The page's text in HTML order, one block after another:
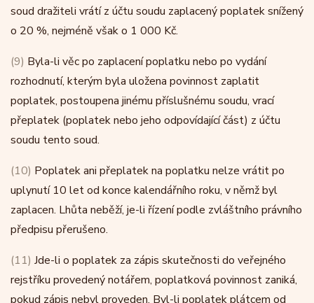
soud dražiteli vrátí z účtu soudu zaplacený poplatek snížený
o 20 %, nejméně však o 1 000 Kč.
(9) Byla-li věc po zaplacení poplatku nebo po vydání
rozhodnutí, kterým byla uložena povinnost zaplatit
poplatek, postoupena jinému příslušnému soudu, vrací
přeplatek (poplatek nebo jeho odpovídající část) z účtu
soudu tento soud.
(10) Poplatek ani přeplatek na poplatku nelze vrátit po
uplynutí 10 let od konce kalendářního roku, v němž byl
zaplacen. Lhůta neběží, je-li řízení podle zvláštního právního
předpisu přerušeno.
(11) Jde-li o poplatek za zápis skutečnosti do veřejného
rejstříku provedený notářem, poplatková povinnost zaniká,
pokud zápis nebyl proveden. Byl-li poplatek plátcem od